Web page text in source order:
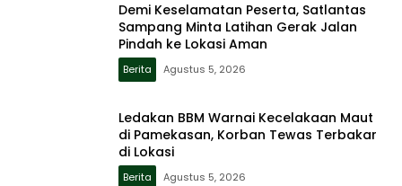
Demi Keselamatan Peserta, Satlantas
Sampang Minta Latihan Gerak Jalan
Pindah ke Lokasi Aman
Berita Agustus 5, 2026
Ledakan BBM Warnai Kecelakaan Maut
di Pamekasan, Korban Tewas Terbakar
di Lokasi
Berita Agustus 5, 2026